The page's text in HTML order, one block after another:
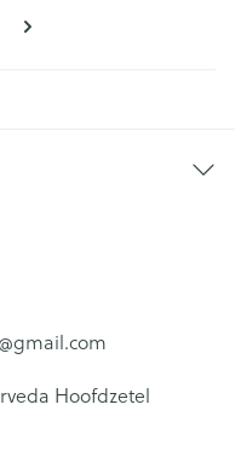
pagina
gmail.com
Hoofdzetel